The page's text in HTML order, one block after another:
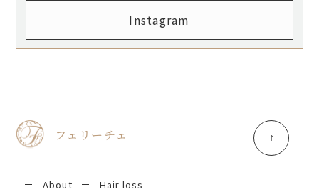
Instagram
フェリーチェ
About Hair loss